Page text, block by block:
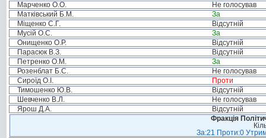
Марченко О.О.
Не голосував
Матківський Б.М.
За
Міщенко С.Г.
Відсутній
Мусій О.С.
За
Онищенко О.Р.
Відсутній
Парасюк В.З.
Відсутній
Петренко О.М.
За
Розенблат Б.С.
Не голосував
Сироїд О.І.
Проти
Тимошенко Ю.В.
Відсутній
Шевченко В.Л.
Не голосував
Ярош Д.А.
Відсутній
Фракція
За:21 Проти:0